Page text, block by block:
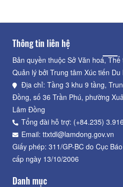
Thông tin liên hệ
Bản quyền thuộc Sở Văn hoá,
Quản lý bởi Trung tâm Xúc tiến
Địa chỉ: Tầng 3 khu 9 tầng,
Đồng, số 36 Trần Phú, phường
Lâm Đồng
Tổng đài hỗ trợ: (+84.235)
Email: ttxtdl@lamdong.gov.vn
Giấy phép: 311/GP-BC do Cục
cấp ngày 13/10/2006
Danh mục